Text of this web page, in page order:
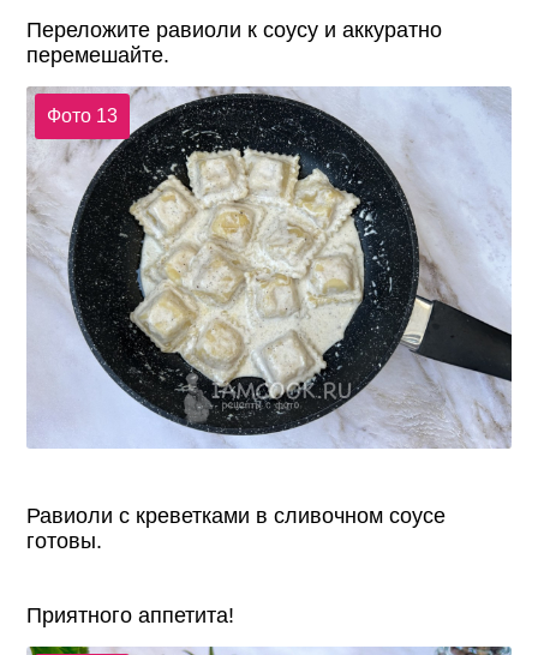
Переложите равиоли к соусу и аккуратно
перемешайте.
Фото 13
Равиоли с креветками в сливочном соусе
готовы.
Приятного аппетита!